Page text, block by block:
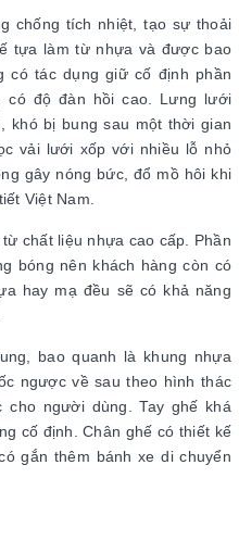
chống tích nhiệt, tạo sự thoải
tựa làm từ nhựa và được bao
có tác dụng giữ cố định phần
có độ đàn hồi cao. Lưng lưới
khó bị bung sau một thời gian
vải lưới xốp với nhiều lỗ nhỏ
gây nóng bức, đổ mồ hôi khi
Việt Nam.
chất liệu nhựa cao cấp. Phần
bóng nên khách hàng còn có
hay mạ đều sẽ có khả năng
bao quanh là khung nhựa
ngược về sau theo hình thác
người dùng. Tay ghế khá
cố định. Chân ghế có thiết kế
gắn thêm bánh xe di chuyển